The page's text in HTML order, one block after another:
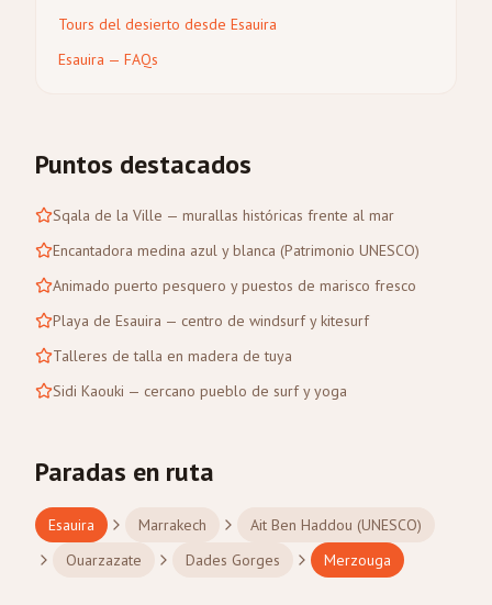
Tours del desierto desde Esauira
Esauira — FAQs
Puntos destacados
Sqala de la Ville — murallas históricas frente al mar
Encantadora medina azul y blanca (Patrimonio UNESCO)
Animado puerto pesquero y puestos de marisco fresco
Playa de Esauira — centro de windsurf y kitesurf
Talleres de talla en madera de tuya
Sidi Kaouki — cercano pueblo de surf y yoga
Paradas en ruta
Esauira Marrakech
Ait Ben Haddou (UNESCO)
Ouarzazate
Dades Gorges Merzouga